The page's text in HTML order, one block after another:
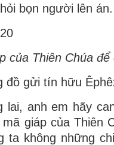
bọn người lên án.
của Thiên Chúa
đồ gửi tín hữu
anh em hãy
giáp của
không những